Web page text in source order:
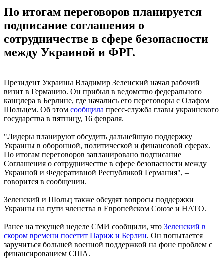
По итогам переговоров планируется
подписание соглашения о
сотрудничестве в сфере безопасности
между Украиной и ФРГ.
Президент Украины Владимир Зеленский начал рабочий
визит в Германию. Он прибыл в ведомство федерального
канцлера в Берлине, где начались его переговоры с Олафом
Шольцем. Об этом сообщила пресс-служба главы украинского
государства в пятницу, 16 февраля.
"Лидеры планируют обсудить дальнейшую поддержку
Украины в оборонной, политической и финансовой сферах.
По итогам переговоров запланировано подписание
Соглашения о сотрудничестве в сфере безопасности между
Украиной и Федеративной Республикой Германия", –
говорится в сообщении.
Зеленский и Шольц также обсудят вопросы поддержки
Украины на пути членства в Европейском Союзе и НАТО.
Ранее на текущей неделе СМИ сообщили, что Зеленский в
скором времени посетит Париж и Берлин. Он попытается
заручиться большей военной поддержкой на фоне проблем с
финансированием США.